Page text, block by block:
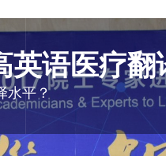
语医疗翻
水平？